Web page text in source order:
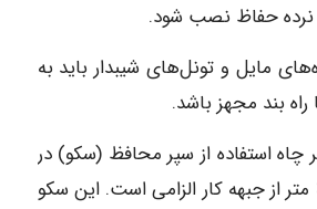
نرده حفاظ نصب شود.
ماده‌ 36: دهانه چاه‌های مایل و تونل‌های شیب‎دار باید به
بند مجهز باشد.
حفر چاه استفاده از سپر محافظ (سکو) در
فاصله‌ای کمتر از 30 متر از جبهه کار الزامی است. این سکو